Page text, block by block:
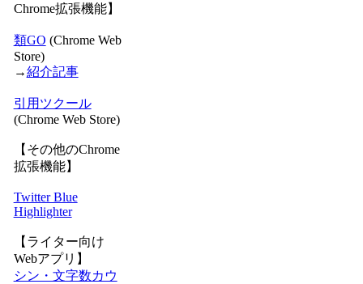
Chrome拡張機能】
類GO (Chrome Web
Store)
→紹介記事
引用ツクール
(Chrome Web Store)
【その他のChrome
拡張機能】
Twitter Blue
Highlighter
【ライター向け
Webアプリ】
シン・文字数カウ